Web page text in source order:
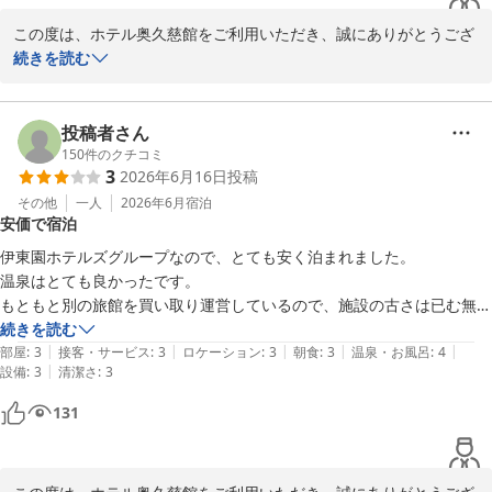
この度は、ホテル奥久慈館をご利用いただき、誠にありがとうござ
います。
接客に関しまして温かいお言葉をいただき、大変励みになります。
また、喫煙所の場所につきまして貴重なご意見をありがとうござい
ます。お客様にはご不便をおかけしてしまい申し訳ございません。
いただいたご意見をもとに日々改善に努めてまいります。
これから暑い季節となりますが、またお近くにお越しの際はぜひ当
館をご利用ください。
またのお越しを心よりお待ちしております。
ホテル奥久慈館
鈴木
大子温泉 ホテル奥久慈館（伊東園ホテルズ）
続きを読む
投稿者さん
150件のクチコミ
3 2026年6月16日投稿
その他 一人 2026年6月宿泊
安価で宿泊
伊東園ホテルズグループなので、とても安く泊まれました。
温泉はとても良かったです。
もともと別の旅館を買い取り運営しているので、施設の古さは已む無し
かもしれません。
その分、宿泊料も安いので。
続きを読む
部屋: 3 | 接客・サービス: 3 | ロケーション: 3 | 朝食: 3 | 温泉・お風呂: 4 |
設備: 3 | 清潔さ: 3
131